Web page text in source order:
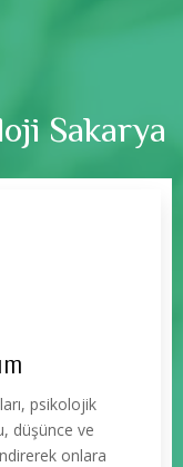
Sakarya
psikolojik
düşünce ve
onlara